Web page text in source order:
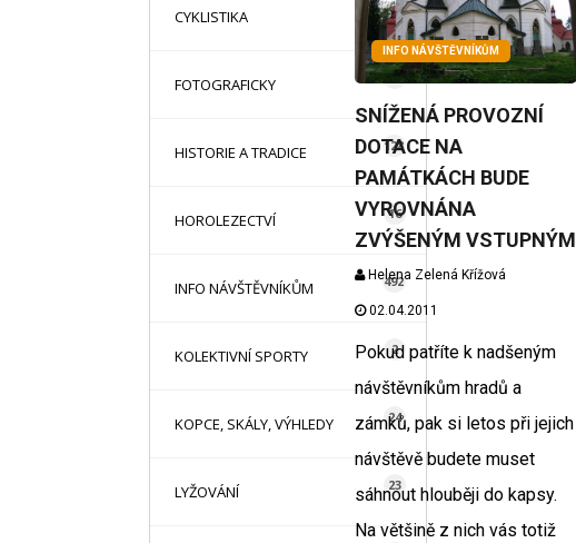
CYKLISTIKA 16
FOTOGRAFICKY 87
HISTORIE A TRADICE 128
HOROLEZECTVÍ 16
INFO NÁVŠTĚVNÍKŮM 492
KOLEKTIVNÍ SPORTY 2
KOPCE, SKÁLY, VÝHLEDY 24
LYŽOVÁNÍ 23
INFO NÁVŠTĚVNÍKŮM
SNÍŽENÁ PROVOZNÍ
DOTACE NA
PAMÁTKÁCH BUDE
VYROVNÁNA
ZVÝŠENÝM VSTUPNÝM
Helena Zelená Křížová
02.04.2011
Pokud patříte k nadšeným
návštěvníkům hradů a
zámků, pak si letos při jejich
návštěvě budete muset
sáhnout hlouběji do kapsy.
Na většině z nich vás totiž